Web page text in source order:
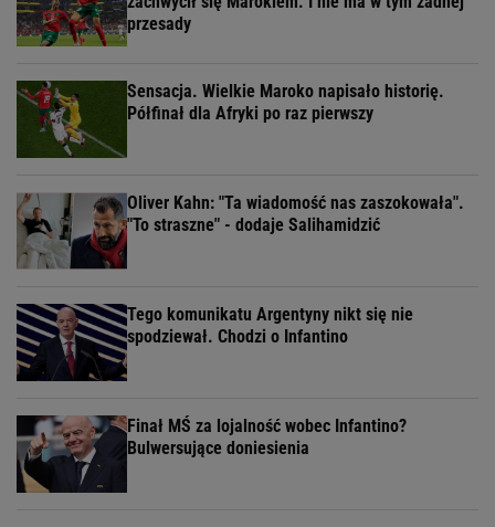
przesady
Sensacja. Wielkie Maroko napisało historię.
Półfinał dla Afryki po raz pierwszy
Oliver Kahn: "Ta wiadomość nas zaszokowała".
"To straszne" - dodaje Salihamidzić
Tego komunikatu Argentyny nikt się nie
spodziewał. Chodzi o Infantino
Finał MŚ za lojalność wobec Infantino?
Bulwersujące doniesienia